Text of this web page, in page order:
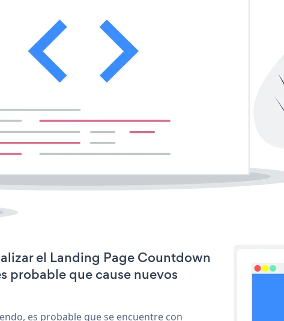
el Landing Page Countdown
probable que cause nuevos
es probable que se encuentre con